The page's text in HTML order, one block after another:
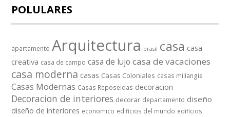
POLULARES
apartamento Arquitectura brasil casa casa
creativa casa de campo casa de lujo casa de vacaciones
casa moderna casas Casas Coloniales casas miliangie
Casas Modernas Casas Reposeidas decoracion
Decoracion de interiores decorar departamento diseño
diseño de interiores economico edificios del mundo edificios